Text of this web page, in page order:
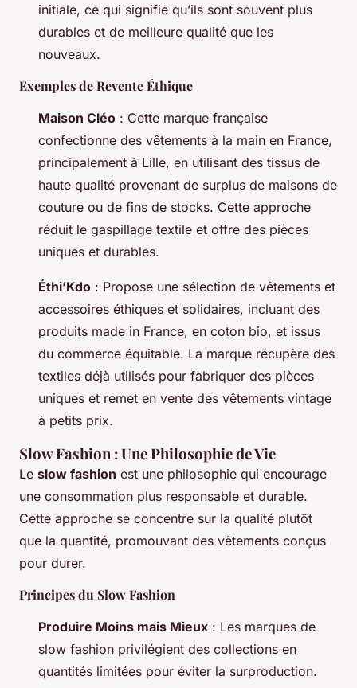
initiale, ce qui signifie qu’ils sont souvent plus
durables et de meilleure qualité que les
nouveaux.
Exemples de Revente Éthique
Maison Cléo : Cette marque française
confectionne des vêtements à la main en France,
principalement à Lille, en utilisant des tissus de
haute qualité provenant de surplus de maisons de
couture ou de fins de stocks. Cette approche
réduit le gaspillage textile et offre des pièces
uniques et durables.
Éthi’Kdo : Propose une sélection de vêtements et
accessoires éthiques et solidaires, incluant des
produits made in France, en coton bio, et issus
du commerce équitable. La marque récupère des
textiles déjà utilisés pour fabriquer des pièces
uniques et remet en vente des vêtements vintage
à petits prix.
Slow Fashion : Une Philosophie de Vie
Le slow fashion est une philosophie qui encourage
une consommation plus responsable et durable.
Cette approche se concentre sur la qualité plutôt
que la quantité, promouvant des vêtements conçus
pour durer.
Principes du Slow Fashion
Produire Moins mais Mieux : Les marques de
slow fashion privilégient des collections en
quantités limitées pour éviter la surproduction.